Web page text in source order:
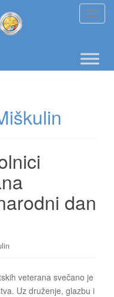
T
g
l
o
dan
veterana svečano je
Uz druženje, glazbu i